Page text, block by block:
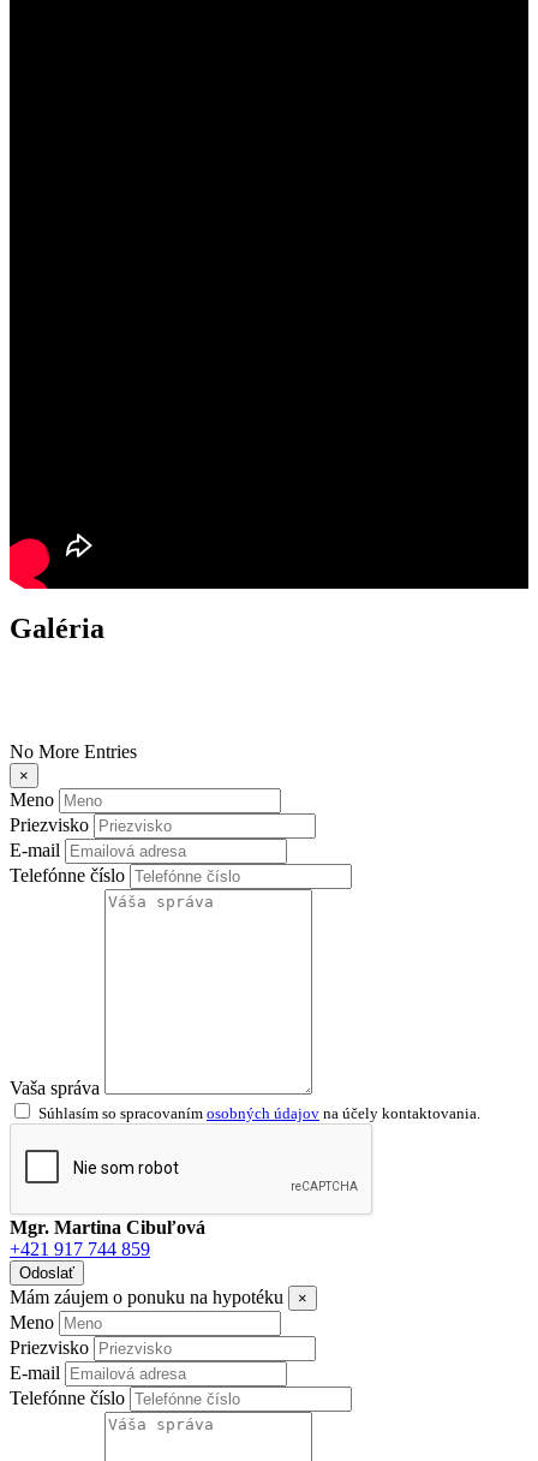
Galéria
No More Entries
×
Meno
Priezvisko
E-mail
Telefónne číslo
Vaša správa
Súhlasím so spracovaním osobných údajov na účely kontaktovania.
Mgr. Martina Cibuľová
+421 917 744 859
Odoslať
Mám záujem o ponuku na hypotéku ×
Meno
Priezvisko
E-mail
Telefónne číslo